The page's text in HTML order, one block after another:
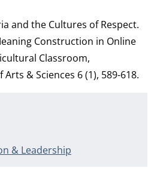
and the Cultures of Respect.
Construction in Online
Classroom,
& Sciences 6 (1), 589-618.
& Leadership